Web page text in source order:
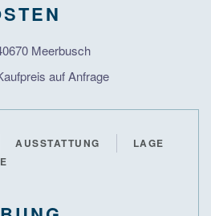
Meerbusch
auf Anfrage
AUSSTATTUNG
LAGE